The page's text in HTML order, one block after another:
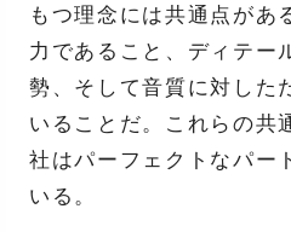
もつ理念には共通点があ
力であること、ディテー
勢、そして音質に対した
いることだ。これらの共
社はパーフェクトなパー
いる。